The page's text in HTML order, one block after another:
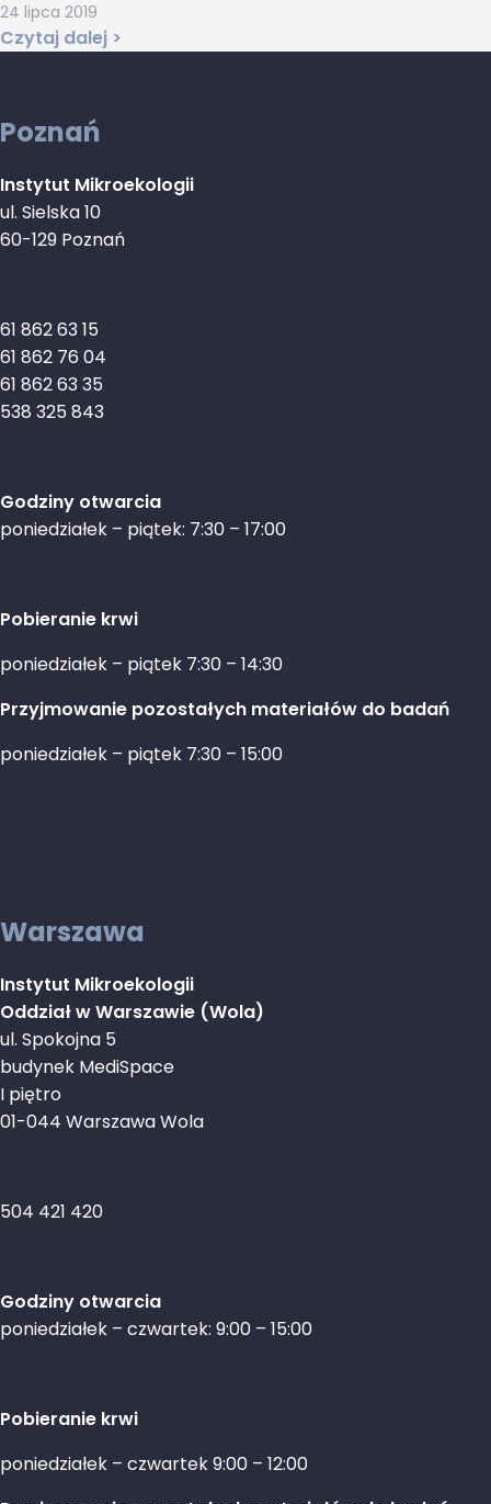
Czytaj dalej >
24 lipca 2019
Poznań
Instytut Mikroekologii
ul. Sielska 10
60-129 Poznań
61 862 63 15
61 862 76 04
61 862 63 35
538 325 843
Godziny otwarcia
poniedziałek – piątek: 7:30 – 17:00
Pobieranie krwi
poniedziałek – piątek 7:30 – 14:30
Przyjmowanie pozostałych materiałów do badań
poniedziałek – piątek 7:30 – 15:00
Warszawa
Instytut Mikroekologii
Oddział w Warszawie (Wola)
ul. Spokojna 5
budynek MediSpace
I piętro
01-044 Warszawa Wola
504 421 420
Godziny otwarcia
poniedziałek – czwartek: 9:00 – 15:00
Pobieranie krwi
poniedziałek – czwartek 9:00 – 12:00